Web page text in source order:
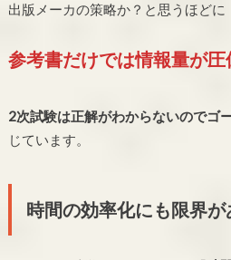
出版メーカの策略か？と思うほどに
参考書だけでは情報量が
2次試験は正解がわからないのでゴ
じています。
時間の効率化にも限界が